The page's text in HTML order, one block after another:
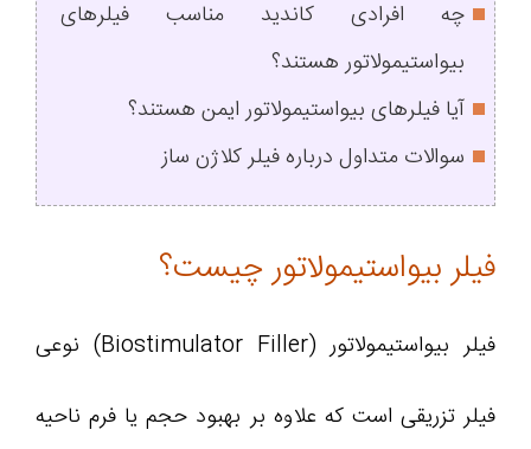
چه افرادی کاندید مناسب فیلرهای
بیواستیمولاتور هستند؟
آیا فیلرهای بیواستیمولاتور ایمن هستند؟
سوالات متداول درباره فیلر کلاژن ساز
فیلر بیواستیمولاتور چیست؟
فیلر بیواستیمولاتور (Biostimulator Filler) نوعی
فیلر تزریقی است که علاوه بر بهبود حجم یا فرم ناحیه